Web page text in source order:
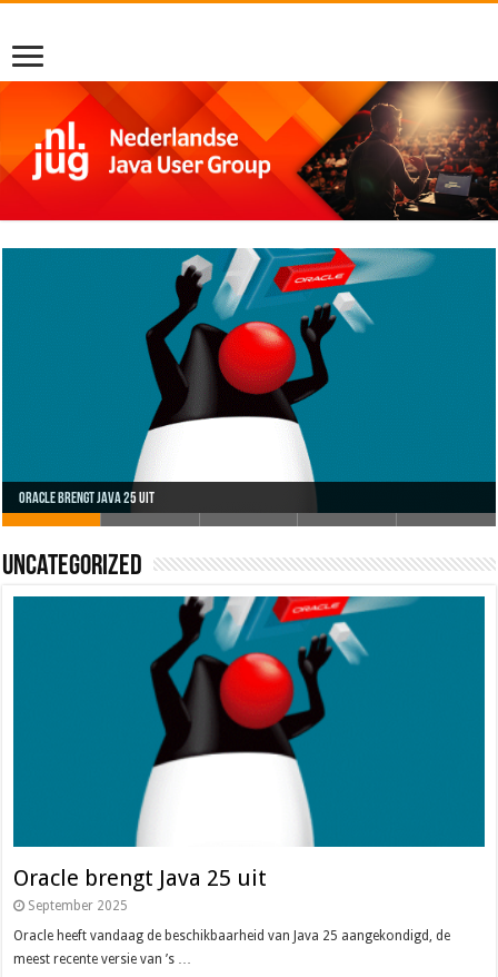
Nieuwe community manager Simon!
Uncategorized
Oracle brengt Java 25 uit
September 2025
Oracle heeft vandaag de beschikbaarheid van Java 25 aangekondigd, de
meest recente versie van ’s …